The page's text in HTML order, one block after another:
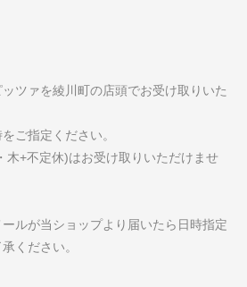
ツァを綾川町の店頭でお受け取りいた
ご指定ください。
木+不定休)はお受け取りいただけませ
ルが当ショップより届いたら日時指定
ください。